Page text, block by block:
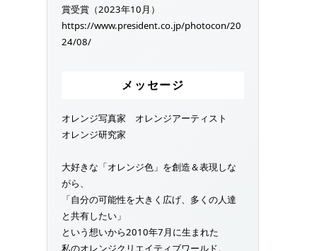
賞受賞（2023年10月）
https://www.president.co.jp/photocon/20
24/08/
メッセージ
オレンジ写真家 オレンジアーティスト
オレンジ研究家
大好きな「オレンジ色」を創造＆表現しな
がら、
「自分の可能性を大きく広げ、多くの人達
と共有したい」
という想いから2010年7月に生まれた
私のオレンジクリエイティブワールド。